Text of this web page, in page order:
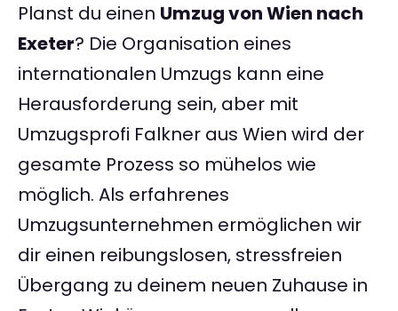
Planst du einen Umzug von Wien nach
Exeter? Die Organisation eines
internationalen Umzugs kann eine
Herausforderung sein, aber mit
Umzugsprofi Falkner aus Wien wird der
gesamte Prozess so mühelos wie
möglich. Als erfahrenes
Umzugsunternehmen ermöglichen wir
dir einen reibungslosen, stressfreien
Übergang zu deinem neuen Zuhause in